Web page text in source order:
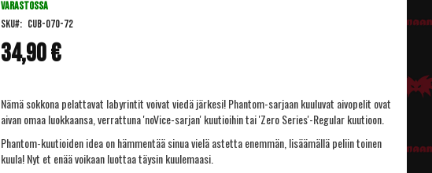
34,90 €
VARASTOSSA
SKU
CUB-070-72
Nämä sokkona pelattavat labyrintit voivat viedä järkesi! Phantom-sarjaan kuuluvat aivopelit ovat
aivan omaa luokkaansa, verrattuna 'noVice-sarjan' kuutioihin tai 'Zero Series'-Regularkuutioon.
Phantom-kuutioiden idea on hämmentää sinua vielä astetta enemmän, lisäämällä peliin toinen
kuula! Nyt et enää voikaan luottaa täysin kuulemaasi.